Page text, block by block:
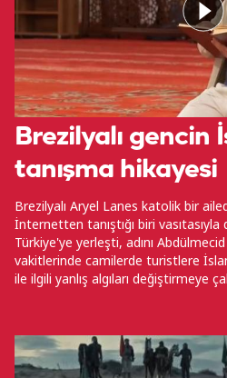
Brezilyalı gencin
tanışma hikayesi
Brezilyalı Aryel Lanes katolik bir
İnternetten tanıştığı biri
Türkiye'ye yerleşti, adını
vakitlerinde camilerde turistlere
ile ilgili yanlış algıları değiştirmeye